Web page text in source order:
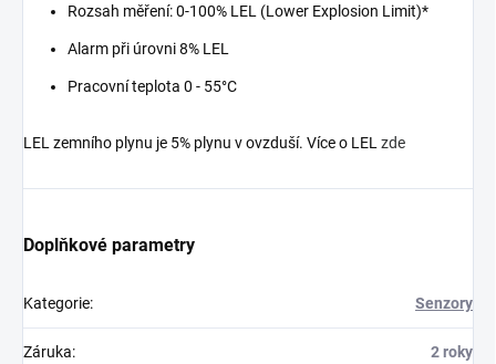
Rozsah měření: 0-100% LEL (Lower Explosion Limit)*
Alarm při úrovni 8% LEL
Pracovní teplota 0 - 55°C
LEL zemního plynu je 5% plynu v ovzduší. Více o LEL zde
Doplňkové parametry
Kategorie: Senzory
Záruka: 2 roky